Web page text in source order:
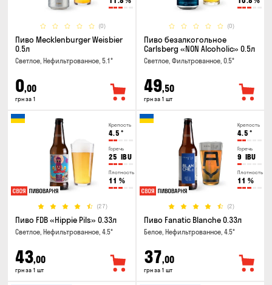
(0)
Пиво Mecklenburger Weisbier
0.5л
Светлое, Нефильтрованное, 5.1°
0,00
грн за 1
(0)
Пиво безалкогольное
Carlsberg «NON Alcoholic» 0.5л
Светлое, Фильтрованное, 0.5°
49,50
грн за 1 шт
Крепость
4.5 °
Горечь
25 IBU
Плотность
11 %
(27)
Пиво FDB «Hippie Pils» 0.33л
Светлое, Нефильтрованное, 4.5°
43,00
грн за 1 шт
Крепость
4.5 °
Горечь
9 IBU
Плотность
11 %
(2)
Пиво Fanatic Blanche 0.33л
Белое, Нефильтрованное, 4.5°
37,00
грн за 1 шт